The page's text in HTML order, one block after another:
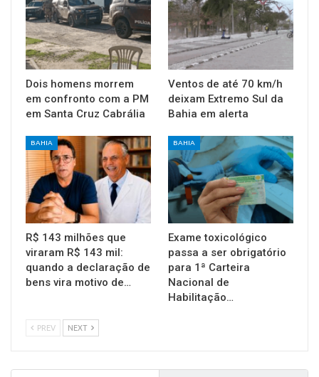
Dois homens morrem
em confronto com a PM
em Santa Cruz Cabrália
Ventos de até 70 km/h
deixam Extremo Sul da
Bahia em alerta
BAHIA
R$ 143 milhões que
viraram R$ 143 mil:
quando a declaração de
bens vira motivo de…
BAHIA
Exame toxicológico
passa a ser obrigatório
para 1ª Carteira
Nacional de
Habilitação…
PREV NEXT